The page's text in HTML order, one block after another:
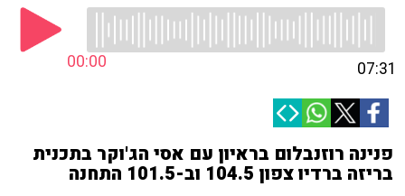
00:00 07:31
פנינה רוזנבלום בראיון עם אסי הג'וקר בתכנית
בריזה ברדיו צפון 104.5 וב-101.5 התחנה